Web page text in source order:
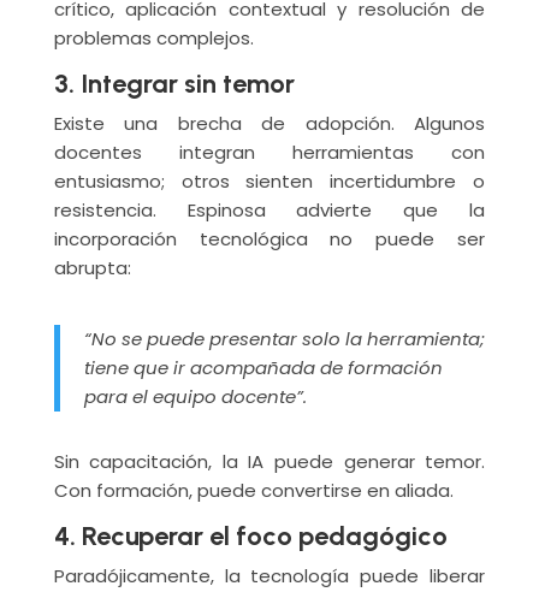
crítico, aplicación contextual y resolución de
problemas complejos.
3. Integrar sin temor
Existe una brecha de adopción. Algunos
docentes integran herramientas con
entusiasmo; otros sienten incertidumbre o
resistencia. Espinosa advierte que la
incorporación tecnológica no puede ser
abrupta:
“No se puede presentar solo la herramienta;
tiene que ir acompañada de formación
para el equipo docente”.
Sin capacitación, la IA puede generar temor.
Con formación, puede convertirse en aliada.
4. Recuperar el foco pedagógico
Paradójicamente, la tecnología puede liberar